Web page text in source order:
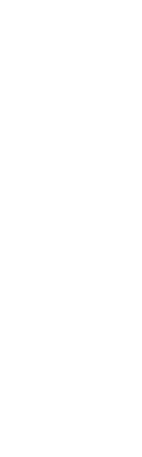
erzählen sie über all das, was sie auf
Early Morning Dive oder
mit an Bord!